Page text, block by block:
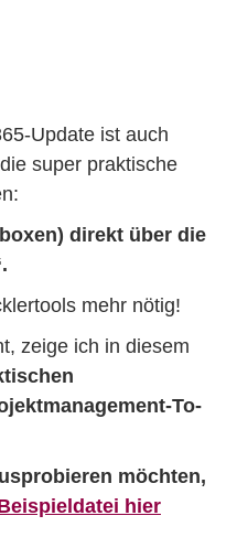
Update ist auch
super praktische
direkt über die
mehr nötig!
zeige ich in diesem
To-
möchten,
hier